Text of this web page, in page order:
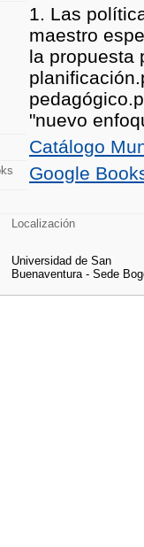
1. Las
maestro
la propuesta
"nuevo
Catálogo
Google
Localización
Universidad de San
Buenaventura - Sede